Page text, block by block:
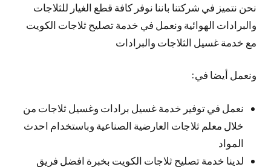
نحن نتميز في شركتنا باننا نوفر كافة قطع الغيار للثلاجات
والبرادات الهوائية ونعمل في خدمة تصليح ثلاجات الكويت
مع خدمة غسيل الثلاجات والبرادات
ونعمل أيضا في:
نعمل في توفير خدمة غسيل برادات وغسيل ثلاجات من
خلال معلم ثلاجات العارضية الصناعية وباستخدام احدث
المواد
لدينا خدمة تصليح ثلاجات الكويت بخبرة افضل فريق